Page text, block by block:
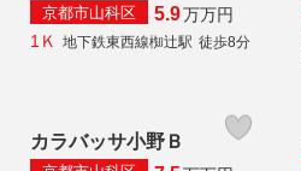
京都市山科区 5.9万万円
1Ｋ 地下鉄東西線椥辻駅 徒歩8分
カラバッサ小野Ｂ